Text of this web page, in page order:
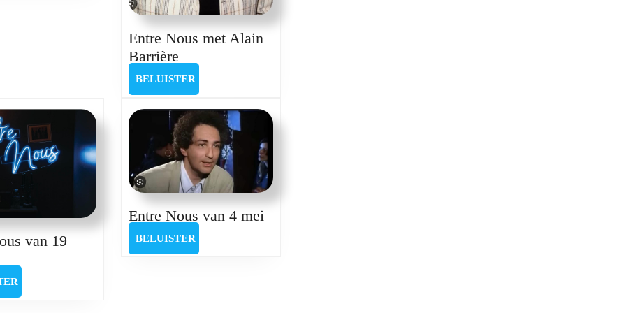
Entre Nous met Alain
BarrièreEntre
Nous
met
Alain
Barrière
BELUISTERBELUISTER
van 19
Entre Nous van 4 mei
BELUISTERBELUISTER